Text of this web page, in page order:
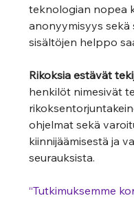
teknologian nopea
anonyymisyys
sisältöjen helppo
Rikoksia estävät
henkilöt nimesivät
ohjelmat sekä
kiinnijäämisestä ja
seurauksista.
“Tutkimuksemme